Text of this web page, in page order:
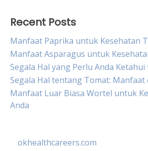
Recent Posts
Manfaat Paprika untuk Kesehatan
Manfaat Asparagus untuk
Segala Hal yang Perlu Anda
Segala Hal tentang Tomat: Manfaat
Manfaat Luar Biasa Wortel untuk
Anda
okhealthcareers.com